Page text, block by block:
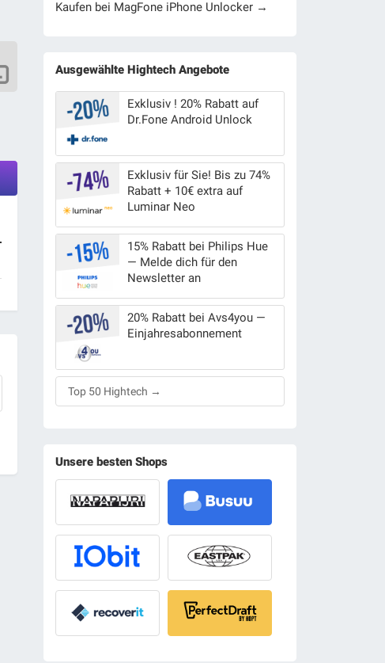
Kaufen bei MagFone iPhone Unlocker →
Ausgewählte Hightech Angebote
Exklusiv ! 20% Rabatt auf
Dr.Fone Android Unlock
Exklusiv für Sie! Bis zu 74%
Rabatt + 10€ extra auf
Luminar Neo
15% Rabatt bei Philips Hue
— Melde dich für den
Newsletter an
20% Rabatt bei Avs4you —
Einjahresabonnement
Top 50 Hightech →
Unsere besten Shops